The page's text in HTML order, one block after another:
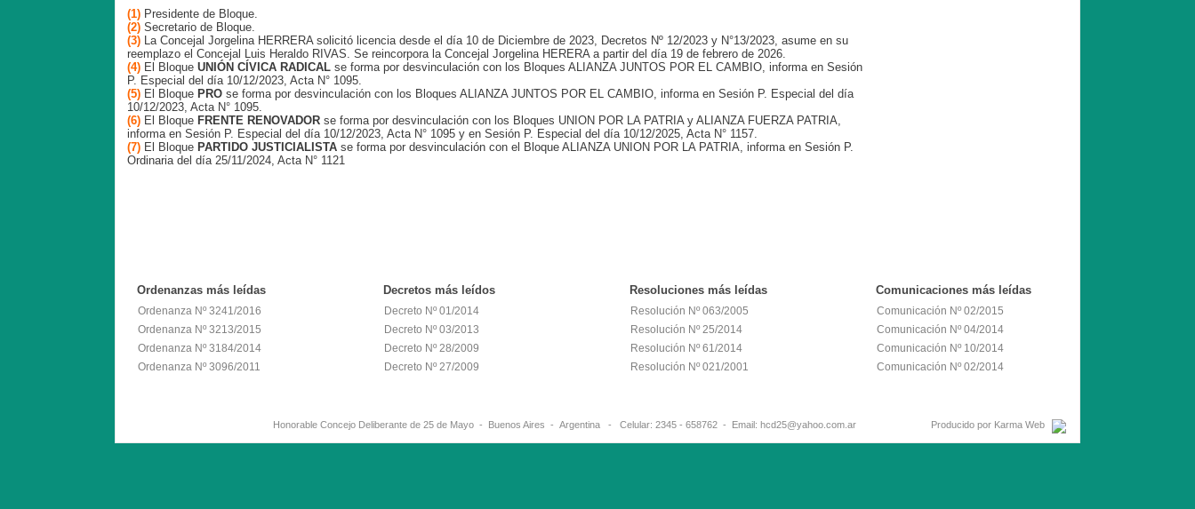
(1) Presidente de Bloque.
(2) Secretario de Bloque.
(3) La Concejal Jorgelina HERRERA solicitó licencia desde el día 10 de Diciembre de 2023, Decretos Nº 12/2023 y N°13/2023, asume en su
reemplazo el Concejal Luis Heraldo RIVAS. Se reincorpora la Concejal Jorgelina HERERA a partir del día 19 de febrero de 2026.
(4) El Bloque UNIÓN CÍVICA RADICAL se forma por desvinculación con los Bloques ALIANZA JUNTOS POR EL CAMBIO, informa en Sesión
P. Especial del día 10/12/2023, Acta N° 1095.
(5) El Bloque PRO se forma por desvinculación con los Bloques ALIANZA JUNTOS POR EL CAMBIO, informa en Sesión P. Especial del día
10/12/2023, Acta N° 1095.
(6) El Bloque FRENTE RENOVADOR se forma por desvinculación con los Bloques UNION POR LA PATRIA y ALIANZA FUERZA PATRIA,
informa en Sesión P. Especial del día 10/12/2023, Acta N° 1095 y en Sesión P. Especial del día 10/12/2025, Acta N° 1157.
(7) El Bloque PARTIDO JUSTICIALISTA se forma por desvinculación con el Bloque ALIANZA UNION POR LA PATRIA, informa en Sesión P.
Ordinaria del día 25/11/2024, Acta N° 1121
Ordenanzas más leídas
Ordenanza Nº 3241/2016
Ordenanza Nº 3213/2015
Ordenanza Nº 3184/2014
Ordenanza Nº 3096/2011
Decretos más leídos
Decreto Nº 01/2014
Decreto Nº 03/2013
Decreto Nº 28/2009
Decreto Nº 27/2009
Resoluciones más leídas
Resolución Nº 063/2005
Resolución Nº 25/2014
Resolución Nº 61/2014
Resolución Nº 021/2001
Comunicaciones más leídas
Comunicación Nº 02/2015
Comunicación Nº 04/2014
Comunicación Nº 10/2014
Comunicación Nº 02/2014
Honorable Concejo Deliberante de 25 de Mayo - Buenos Aires - Argentina - Celular: 2345 - 658762 - Email: hcd25@yahoo.com.ar Producido por Karma Web